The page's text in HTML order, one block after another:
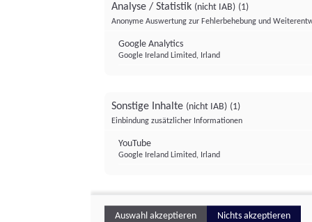
Analyse / Statistik (nicht IAB) (1)
Anonyme Auswertung zur Fehlerbehebung und
Google Analytics
Google Ireland Limited, Irland
Sonstige Inhalte (nicht IAB) (1)
Einbindung zusätzlicher Informationen
YouTube
Google Ireland Limited, Irland
Auswahl akzeptieren Nichts akzeptieren